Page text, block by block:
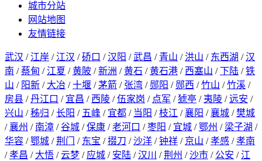
城市分站
网站地图
友情链接
武汉 / 江岸 / 江汉 /硚口 /汉阳 /武昌 / 青山 / 洪山 / 东西湖 /汉
南 /蔡甸 / 江夏 /黄陂 /新洲 /黄石 /黄石港 / 西塞山 /下陆 /铁
山 / 阳新 / 大冶 /十堰 /茅箭 / 张湾 / 郧阳 / 郧西 /竹山 /竹溪 /
房县 /丹江口 / 宜昌 / 西陵 /伍家岗 / 点军 /猇亭 / 夷陵 /远安 /
兴山 /秭归 /长阳 / 五峰 / 宜都 / 当阳 /枝江 /襄阳 /襄城 /樊城
/襄州 / 南漳 /谷城 /保康 /老河口 /枣阳 / 宜城 /鄂州 / 梁子湖 /
华容 /鄂城 /荆门 / 东宝 /掇刀 /沙洋 /钟祥 / 京山 /孝感 /孝南
/孝昌 / 大悟 /云梦 / 应城 / 安陆 /汉川 /荆州 /沙市 / 公安 / 江